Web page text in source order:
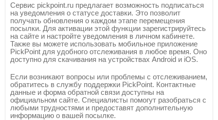
Сервис pickpoint.ru предлагает возможность подписаться
на уведомления о статусе доставки. Это позволит
получать обновления о каждом этапе перемещения
посылки. Для активации этой функции зарегистрируйтесь
на сайте и настройте уведомления в личном кабинете.
Также вы можете использовать мобильное приложение
PickPoint для удобного отслеживания в любое время. Оно
доступно для скачивания на устройствах Android и iOS.
Если возникают вопросы или проблемы с отслеживанием,
обратитесь в службу поддержки PickPoint. Контактные
данные и форма обратной связи доступны на
официальном сайте. Специалисты помогут разобраться с
любыми трудностями и предоставят дополнительную
информацию о вашей посылке.